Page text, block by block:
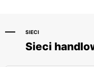
SIECI
Sieci